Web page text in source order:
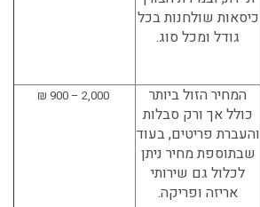
כיסאות שולחנות בכל
גודל ומכל סוג.
המחיר הזול ביותר
כולל אך ורק סבלות
והעברת פריטים, בעוד
שבתוספת מחיר ניתן
לכלול גם שירותי
אריזה ופריקה.